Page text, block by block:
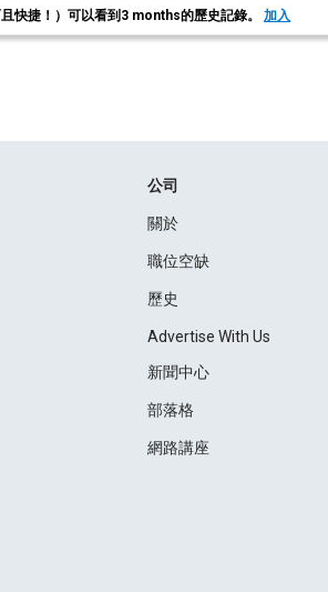
快捷！）可以看到3 months的歷史記錄。加入
公司
關於
職位空缺
歷史
Advertise With Us
新聞中心
部落格
網路講座